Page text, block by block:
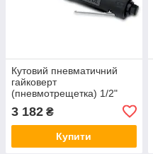
Кутовий пневматичний
гайковерт
(пневмотрещетка) 1/2"
TOPTUL 160об/хв 102N/m
KAAF1605
3 182 ₴
Купити